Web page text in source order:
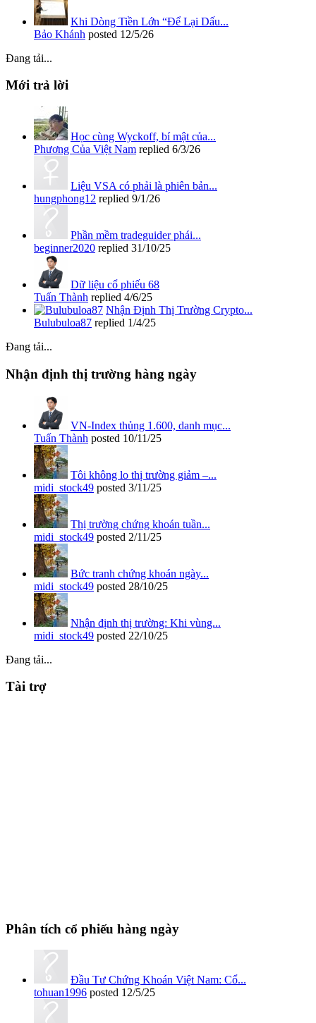
Khi Dòng Tiền Lớn “Để Lại Dấu...
Bảo Khánh posted 12/5/26
Đang tải...
Mới trả lời
Học cùng Wyckoff, bí mật của...
Phương Của Việt Nam replied 6/3/26
Liệu VSA có phải là phiên bản...
hungphong12 replied 9/1/26
Phần mềm tradeguider phái...
beginner2020 replied 31/10/25
Dữ liệu cổ phiếu 68
Tuấn Thành replied 4/6/25
Nhận Định Thị Trường Crypto...
Bulubuloa87 replied 1/4/25
Đang tải...
Nhận định thị trường hàng ngày
VN-Index thủng 1.600, danh mục...
Tuấn Thành posted 10/11/25
Tôi không lo thị trường giảm –...
midi_stock49 posted 3/11/25
Thị trường chứng khoán tuần...
midi_stock49 posted 2/11/25
Bức tranh chứng khoán ngày...
midi_stock49 posted 28/10/25
Nhận định thị trường: Khi vùng...
midi_stock49 posted 22/10/25
Đang tải...
Tài trợ
Phân tích cổ phiếu hàng ngày
Đầu Tư Chứng Khoán Việt Nam: Cổ...
tohuan1996 posted 12/5/25